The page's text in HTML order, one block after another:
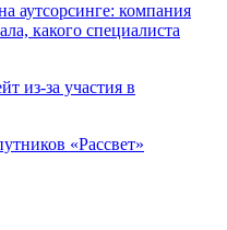
аутсорсинге: компания
какого специалиста
из-за участия в
«Рассвет»